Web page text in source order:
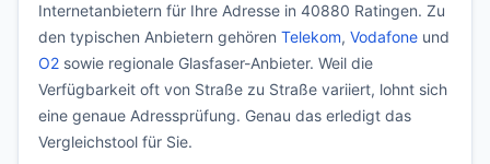
Internetanbietern für Ihre Adresse in 40880 Ratingen. Zu
den typischen Anbietern gehören Telekom, Vodafone und
O2 sowie regionale Glasfaser-Anbieter. Weil die
Verfügbarkeit oft von Straße zu Straße variiert, lohnt sich
eine genaue Adressprüfung. Genau das erledigt das
Vergleichstool für Sie.